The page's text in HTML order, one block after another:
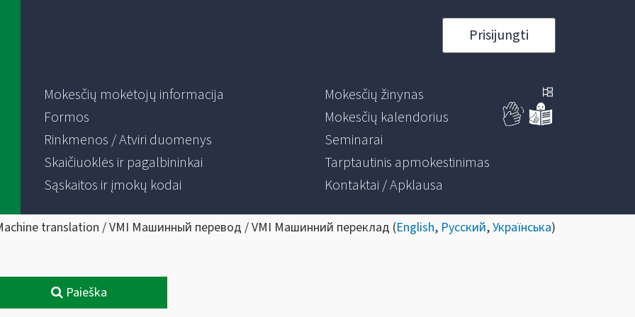
Prisijungti
Mokesčių mokėtojų informacija
Formos
Rinkmenos / Atviri duomenys
Skaičiuoklės ir pagalbininkai
Sąskaitos ir įmokų kodai
Mokesčių žinynas
Mokesčių kalendorius
Seminarai
Tarptautinis apmokestinimas
Kontaktai / Apklausa
translation / VMI Машинный перевод / VMI Машинний переклад (English, Русский,Українська)
Paieška